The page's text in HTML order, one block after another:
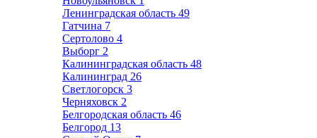
Ленинградская область 49
Гатчина 7
Сертолово 4
Выборг 2
Калининградская область 48
Калининград 26
Светлогорск 3
Черняховск 2
Белгородская область 46
Белгород 13